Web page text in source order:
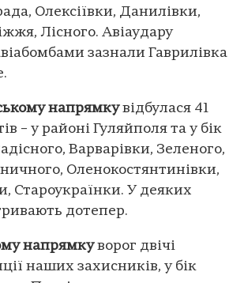
Олексіївки, Данилівки,
Лісного. Авіаудару
зазнали Гаврилівка
напрямкувідбулася 41
– у районі Гуляйполя та у бік
Варварівки, Зеленого,
Оленокостянтинівки,
Староукраїнки. У деяких
дотепер.
напрямкуворог двічі
наших захисників, у бік